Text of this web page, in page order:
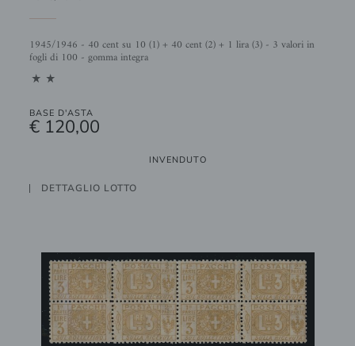
1945/1946 - 40 cent su 10 (1) + 40 cent (2) + 1 lira (3) - 3 valori in
fogli di 100 - gomma integra
11
BASE D'ASTA
€ 120,00
INVENDUTO
DETTAGLIO LOTTO